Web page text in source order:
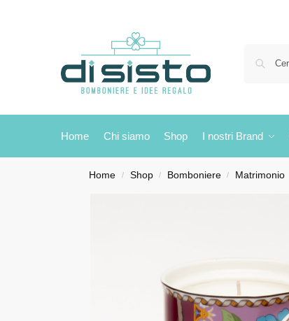
Home Chi siamo Shop I nostri Brand
Home / Shop / Bomboniere / Matrimonio